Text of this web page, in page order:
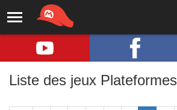
Liste des jeux Plateformes